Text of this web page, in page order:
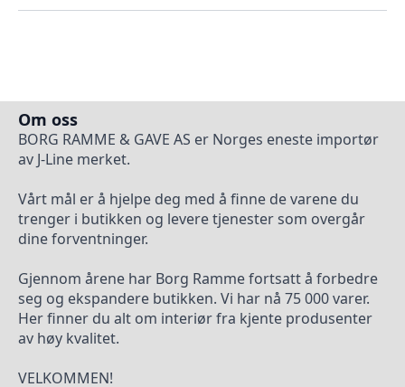
Om oss
BORG RAMME & GAVE AS er Norges eneste importør
av J-Line merket.
Vårt mål er å hjelpe deg med å finne de varene du
trenger i butikken og levere tjenester som overgår
dine forventninger.
Gjennom årene har Borg Ramme fortsatt å forbedre
seg og ekspandere butikken. Vi har nå 75 000 varer.
Her finner du alt om interiør fra kjente produsenter
av høy kvalitet.
VELKOMMEN!